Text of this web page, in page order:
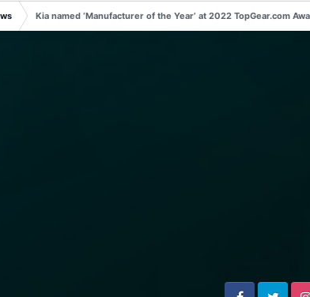
Kia named ‘Manufacturer of the Year’ at 2022 TopGear.com